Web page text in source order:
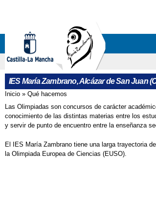
IES María Zambrano, Alcázar de San Juan
Se encuentra usted aquí
Inicio » Qué hacemos
Las Olimpiadas son concursos de carácter
conocimiento de las distintas materias entre los
y servir de punto de encuentro entre la enseñanza
El IES María Zambrano tiene una larga trayectoria
la Olimpiada Europea de Ciencias (EUSO).